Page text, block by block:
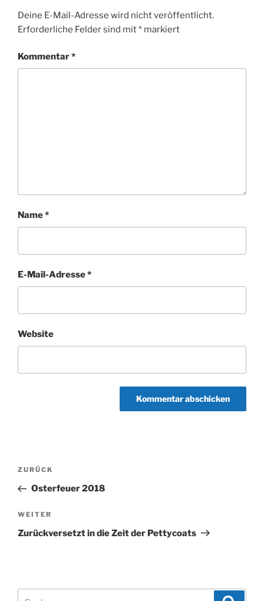
Deine E-Mail-Adresse wird nicht veröffentlicht.
Erforderliche Felder sind mit* markiert
Kommentar*
Name*
E-Mail-Adresse*
Website
Beitragsnavigation
Vorheriger
Beitrag
ZURÜCK
Osterfeuer 2018
Nächster
Beitrag
WEITER
Zurückversetzt in die Zeit der Pettycoats